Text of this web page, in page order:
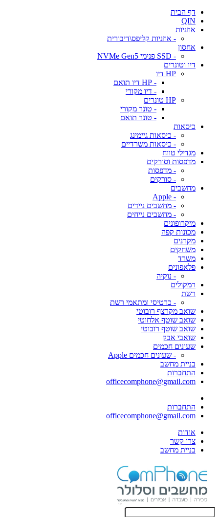
דף הבית
QIN
אוזניות
- אוזניות קליפס\דיבורית
אחסון
- SSD פנימי NVMe Gen5
דיו וטונרים
HP דיו
- HP דיו תואם
- דיו מקורי
HP טונרים
- טונר מקורי
- טונר תואם
כיסאות
- כיסאות גיימינג
- כיסאות משרדיים
מגדילי טווח
מדפסות וסורקים
- מדפסות
- סורקים
מחשבים
- Apple
- מחשבים ניידים
- מחשבים נייחים
מיקרופונים
מכונות קפה
מקרנים
משחקים
משרד
פלאפונים
- נוקיה
רמקולים
רשת
- כרטיסי ומתאמי רשת
שואב מקרצף רובוטי
שואב שוטף אלחוטי
שואב שוטף רובוטי
שואבי אבק
שעונים חכמים
- שעונים חכמים Apple
בניית מחשב
התחברות
officecomphone@gmail.com
התחברות
officecomphone@gmail.com
אודות
צרו קשר
בניית מחשב